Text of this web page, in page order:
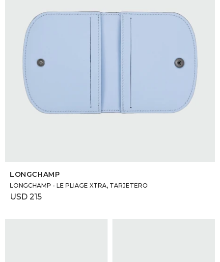
LONGCHAMP
LONGCHAMP - LE PLIAGE XTRA, TARJETERO
USD 215